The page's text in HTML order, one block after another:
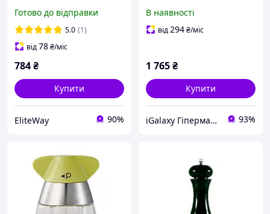
Готово до відправки
5.0 (1)
від78₴/міс
784₴
Купити
EliteWay 90%
В наявності
від294₴/міс
1 765₴
Купити
iGalaxy Гіпермаркет подарунків 93%